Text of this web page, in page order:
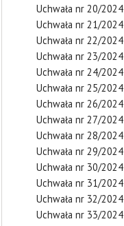
Uchwała nr 20/2024
Uchwała nr 21/2024
Uchwała nr 22/2024
Uchwała nr 23/2024
Uchwała nr 24/2024
Uchwała nr 25/2024
Uchwała nr 26/2024
Uchwała nr 27/2024
Uchwała nr 28/2024
Uchwała nr 29/2024
Uchwała nr 30/2024
Uchwała nr 31/2024
Uchwała nr 32/2024
Uchwała nr 33/2024